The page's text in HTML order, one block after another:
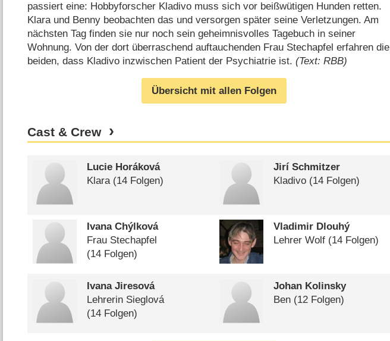
passiert eine: Hobbyforscher Kladivo muss sich vor beißwütigen Hunden retten.
Klara und Benny beobachten das und versorgen später seine Verletzungen. Am
nächsten Tag finden sie nur noch sein geheimnisvolles Tagebuch in seiner
Wohnung. Von der dort überraschend auftauchenden Frau Stechapfel erfahren die
beiden, dass Kladivo inzwischen Patient der Psychiatrie ist.(Text: RBB)
Übersicht mit allen Folgen
Cast & Crew
Lucie Horáková
Klara(14 Folgen)
Jirí Schmitzer
Kladivo(14 Folgen)
Ivana Chýlková
Frau Stechapfel
(14 Folgen)
Vladimir Dlouhý
Lehrer Wolf(14 Folgen)
Ivana Jiresová
Lehrerin Sieglová
(14 Folgen)
Johan Kolinsky
Ben(12 Folgen)